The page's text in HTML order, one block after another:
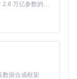
Kimi K3 是Kimi能力最强的模型：这是一个拥有 2.8 万亿参数的混合专家（MoE）模型，具备原生视觉理解能力，并支持 100 万 token 的上下文窗口。
数据合成框架